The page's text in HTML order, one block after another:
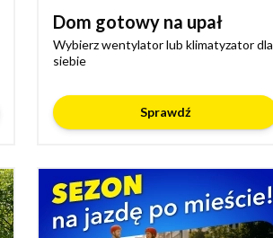
Dom gotowy na upał
Wybierz wentylator lub klimatyzator dla
siebie
Sprawdź